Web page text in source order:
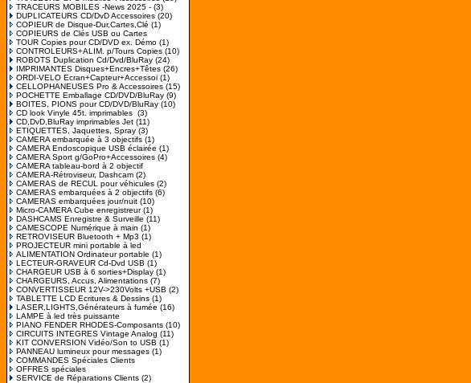
TRACEURS MOBILES -News 2025 - (3)
DUPLICATEURS CD/DvD Accessoires (20)
COPIEUR de Disque-Dur,Cartes,Clé (1)
COPIEURS de Clés USB ou Cartes
TOUR Copies pour CD/DVD ex. Démo (1)
CONTROLEURS+ALIM. p/Tours Copies (10)
ROBOTS Duplication Cd/Dvd/BluRay (24)
IMPRIMANTES Disques+Encres+Têtes (26)
ORDI-VELO Ecran+Capteur+Accessoi (1)
CELLOPHANEUSES Pro & Accessoires (15)
POCHETTE Emballage CD/DVD/BluRay (9)
BOITES, PIONS pour CD/DVD/BluRay (10)
CD look Vinyle 45t. imprimables (3)
CD,DvD,BluRay imprimables Jet (11)
ETIQUETTES, Jaquettes, Spray (3)
CAMERA embarquée à 3 objectifs (1)
CAMERA Endoscopique USB éclairée (1)
CAMERA Sport g/GoPro+Accessoires (4)
CAMERA tableau-bord à 2 objectif
CAMERA-Rétroviseur, Dashcam (2)
CAMERAS de RECUL pour véhicules (2)
CAMERAS embarquées à 2 objectifs (6)
CAMERAS embarquées jour/nuit (10)
Micro-CAMERA Cube enregistreur(1)
DASHCAMS Enregistre & Surveille (11)
CAMESCOPE Numérique à main (1)
RETROVISEUR Bluetooth + Mp3 (1)
PROJECTEUR mini portable à led
ALIMENTATION Ordinateur portable (1)
LECTEUR-GRAVEUR Cd-Dvd USB (1)
CHARGEUR USB à 6 sorties+Display (1)
CHARGEURS, Accus, Alimentations (7)
CONVERTISSEUR 12V->230Volts +USB (2)
TABLETTE LCD Ecritures & Dessins (1)
LASER,LIGHTS,Générateurs à fumée (16)
LAMPE à led très puissante
PIANO FENDER RHODES-Composants (10)
CIRCUITS INTEGRES Vintage Analog (11)
KIT CONVERSION Vidéo/Son to USB (1)
PANNEAU lumineux pour messages (1)
COMMANDES Spéciales Clients
OFFRES spéciales
SERVICE de Réparations Clients (2)